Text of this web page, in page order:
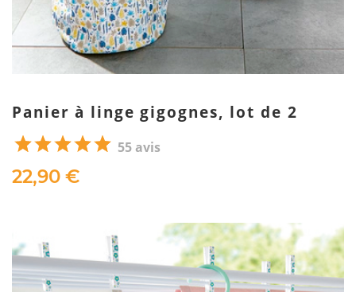
Panier à linge gigognes, lot de 2
55 avis
22,90 €